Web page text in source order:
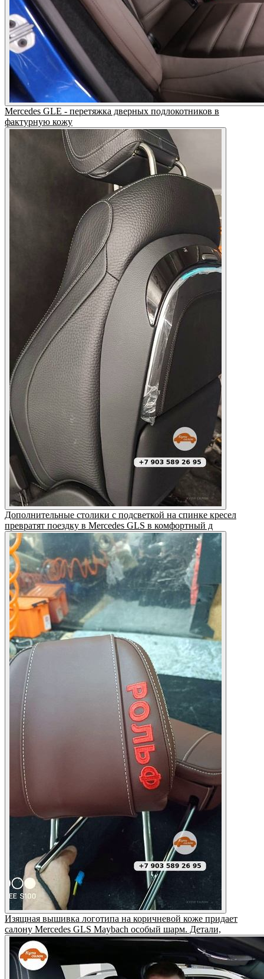
Mercedes GLE - перетяжка дверных подлокотников в
фактурную кожу
Дополнительные столики с подсветкой на спинке кресел
превратят поездку в Mercedes GLS в комфортный д
Изящная вышивка логотипа на коричневой коже придает
салону Mercedes GLS Maybach особый шарм. Детали,